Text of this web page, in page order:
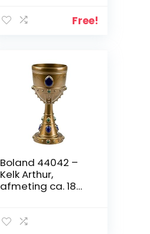
bier(Rose goud)Free!
Boland 44042 –
Kelk Arthur,
afmeting ca. 18
koning, carnaval,